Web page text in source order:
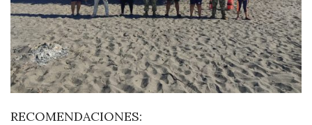
RECOMENDACIONES: